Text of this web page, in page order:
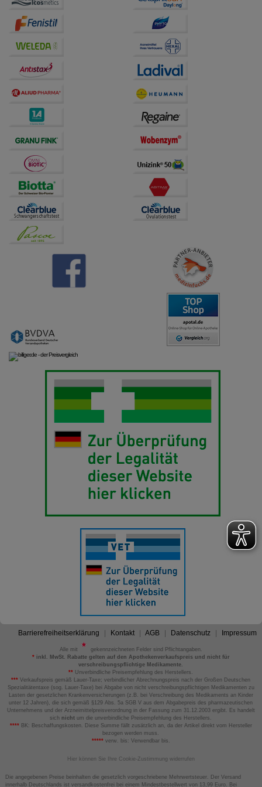
auf unserer Website aber auch die Werbung auf
Drittseiten möglichst relevant für Sie zu gestalten.
Bitte beachten Sie, dass Daten hierfür teilweise an
Dritte wie z.B. Google oder soziale Medien
übertragen werden.
Barrierefreiheitserklärung Kontakt AGB Datenschutz Impressum
Alle mit
gekennzeichneten Felder sind Pflichtangaben.
*inkl. MwSt. Rabatte gelten auf den Apothekenverkaufspreis und nicht für
verschreibungspflichtige Medikamente.
** Unverbindliche Preisempfehlung des Herstellers.
*** Verkaufspreis gemäß Lauer-Taxe; verbindlicher Abrechnungspreis nach der Großen Deutschen
Spezialitätentaxe (sog. Lauer-Taxe) bei Abgabe von nicht verschreibungspflichtigen Medikamenten zu
Lasten der gesetzlichen Krankenversicherungen (z.B. bei Verschreibung des Medikaments an Kinder
unter 12 Jahren), die sich gemäß §129 Abs. 5a SGB V aus dem Abgabepreis des pharmazeutischen
Unternehmens und der Arzneimittelpreisverordnung in der Fassung zum 31.12.2003 ergibt. Es handelt
sich nicht um die unverbindliche Preisempfehlung des Herstellers.
****BK: Beschaffungskosten. Diese Summe fällt zusätzlich an, da der Artikel direkt vom Hersteller
bezogen werden muss.
*****verw. bis: Verwendbar bis.
Hier können Sie Ihre Cookie-Zustimmung widerrufen
Die angegebenen Preise beinhalten die gesetzlich vorgeschriebene Mehrwertsteuer. Der Versand
innerhalb Deutschlands ist versandkostenfrei bei einem Mindestbestellwert von 13,99 Euro. Bei